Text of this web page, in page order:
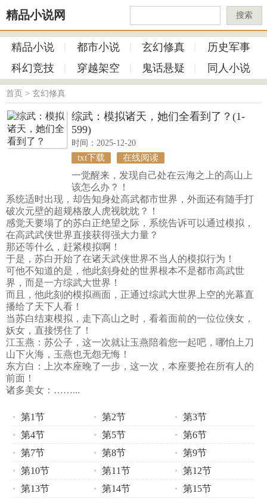
精品小说网 搜索
精品小说 都市小说 玄幻修真
历史军事
科幻竞技
穿越架空 鬼话悬疑 同人小说
首页 > 玄幻修真
综武：模拟诸天，她们全看到了？(1-
599)
时间：2025-12-20
txt下载 在线阅读
一觉醒来，发现自己处在云海之上的高山上
该怎么办？！
系统适时出现，却告知身处高武都市世界，外面还有随手打
破次元壁的超规格敌人虎视眈眈？！
感觉天要塌了的苏白正绝望之际，系统告诉可以通过模拟，
在高武武侠世界直接获得强大力量？
那还等什么，赶紧模拟啊！
于是，苏白开始了在诸天武侠世界不当人的模拟行为！
可他不知道的是，他此刻身处的世界根本不是都市高武世
界，而是一方综武大世界！
而且，他此刻的模拟画面，正通过综武大世界上空的光幕直
播给了天下人看！
当苏白结束模拟，走下高山之时，看着面前的一位位侠女，
妖女，直接愣住了！
江玉燕：苏公子，这一次就让玉燕陪着您一起吧，哪怕上刀
山下火海，玉燕也无怨无悔！
东方白：上次本座晚了一步，这一次，本座要抢在所有人的
前面！
诸多美女：……...
第1节 第2节
第3节
第4节
第5节
第6节
第7节
第8节
第9节
第10节
第11节
第12节
第13节
第14节
第15节